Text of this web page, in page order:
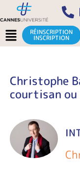
Aller
au
contenu
Menu RÉINSCRIPTION
INSCRIPTION
Christophe
courtisan